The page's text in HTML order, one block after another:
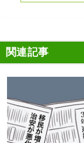
関連記事